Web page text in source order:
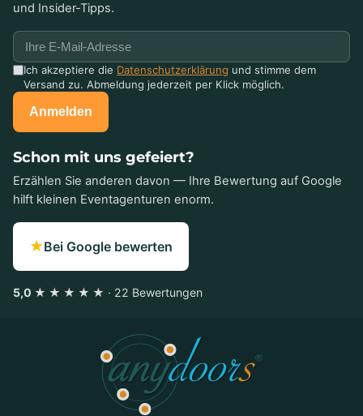
und Insider-Tipps.
Ich akzeptiere die Datenschutzerklärung und stimme dem
Versand zu. Abmeldung jederzeit per Klick möglich.
Anmelden
Schon mit uns gefeiert?
Erzählen Sie anderen davon — Ihre Bewertung auf Google
hilft kleinen Eventagenturen enorm.
★Bei Google bewerten
5,0 ★ ★ ★ ★ ★ · 22 Bewertungen